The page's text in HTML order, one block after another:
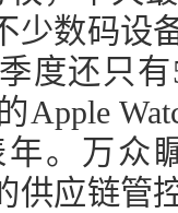
少数码设
度还只
Apple
。万众
供应链管